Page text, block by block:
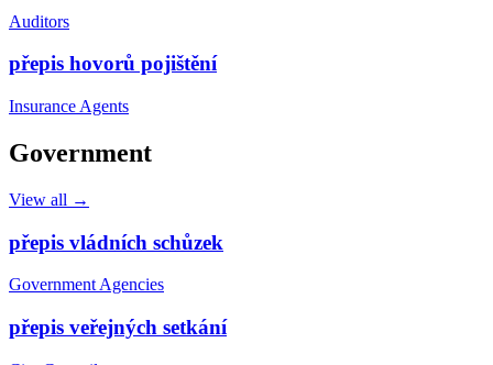
Auditors
přepis hovorů pojištění
Insurance Agents
Government
View all →
přepis vládních schůzek
Government Agencies
přepis veřejných setkání